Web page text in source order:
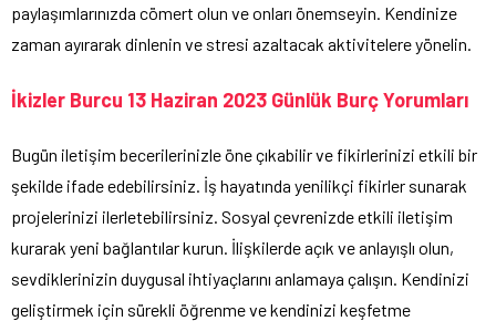
paylaşımlarınızda cömert olun ve onları önemseyin. Kendinize
zaman ayırarak dinlenin ve stresi azaltacak aktivitelere yönelin.
İkizler Burcu 13 Haziran 2023 Günlük Burç Yorumları
Bugün iletişim becerilerinizle öne çıkabilir ve fikirlerinizi etkili bir
şekilde ifade edebilirsiniz. İş hayatında yenilikçi fikirler sunarak
projelerinizi ilerletebilirsiniz. Sosyal çevrenizde etkili iletişim
kurarak yeni bağlantılar kurun. İlişkilerde açık ve anlayışlı olun,
sevdiklerinizin duygusal ihtiyaçlarını anlamaya çalışın. Kendinizi
geliştirmek için sürekli öğrenme ve kendinizi keşfetme